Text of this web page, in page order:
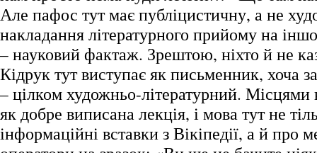
Але пафос тут має публіцистичну, а не
накладання літературного прийому на
– науковий фактаж. Зрештою, ніхто й не
Кідрук тут виступає як письменник, хоча
– цілком художньо-літературний. Місцями
як добре виписана лекція, і мова тут не
інформаційні вставки з Вікіпедії, а й про